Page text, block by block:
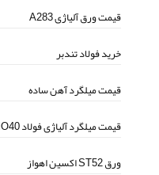
قیمت ورق آلیاژی A283
خرید فولاد تندبر
قیمت میلگرد آهن ساده
قیمت میلگرد آلیاژی فولاد MO40
ورق ST52 اکسین اهواز